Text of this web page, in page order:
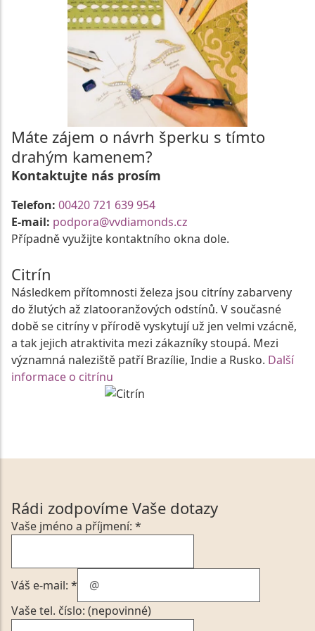
Máte zájem o návrh šperku s tímto
drahým kamenem?
Kontaktujte nás prosím
Telefon: 00420 721 639 954
E-mail: podpora@vvdiamonds.cz
Případně využijte kontaktního okna dole.
Citrín
Následkem přítomnosti železa jsou citríny zabarveny
do žlutých až zlatooranžových odstínů. V současné
době se citríny v přírodě vyskytují už jen velmi vzácně,
a tak jejich atraktivita mezi zákazníky stoupá. Mezi
významná naleziště patří Brazílie, Indie a Rusko. Další
informace o citrínu
Rádi zodpovíme Vaše dotazy
Vaše jméno a příjmení: *
Váš e-mail: *
Vaše tel. číslo: (nepovinné)